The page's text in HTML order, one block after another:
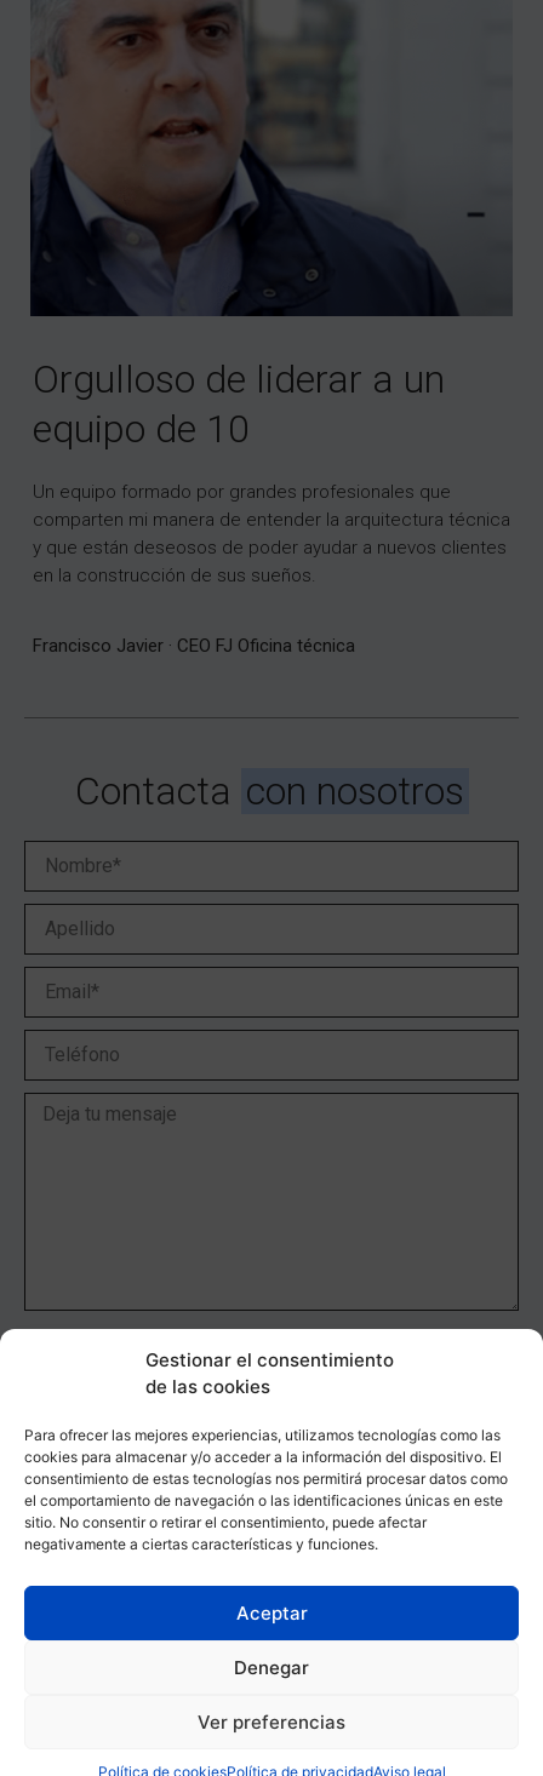
Gestionar el consentimiento
de las cookies
Para ofrecer las mejores experiencias, utilizamos tecnologías como las
cookies para almacenar y/o acceder a la información del dispositivo. El
consentimiento de estas tecnologías nos permitirá procesar datos como
el comportamiento de navegación o las identificaciones únicas en este
sitio. No consentir o retirar el consentimiento, puede afectar
negativamente a ciertas características y funciones.
Aceptar
Denegar
Ver preferencias
Política de cookiesPolítica de privacidadAviso legal
Orgulloso de liderar a un
equipo de 10
Un equipo formado por grandes profesionales que
comparten mi manera de entender la arquitectura técnica
y que están deseosos de poder ayudar a nuevos clientes
en la construcción de sus sueños.
Francisco Javier · CEO FJ Oficina técnica
Contacta con nosotros
Enviar formulario
Declaración de accesibilidad